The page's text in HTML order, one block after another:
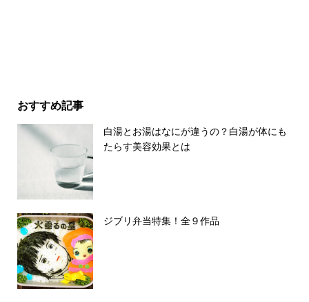
おすすめ記事
白湯とお湯はなにが違うの？白湯が体にも
たらす美容効果とは
ジブリ弁当特集！全９作品